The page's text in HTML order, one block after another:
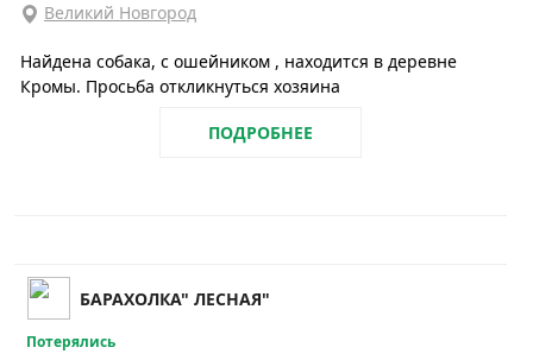
Великий Новгород
Найдена собака, с ошейником , находится в деревне
Кромы. Просьба откликнуться хозяина
ПОДРОБНЕЕ
БАРАХОЛКА" ЛЕСНАЯ"
Потерялись